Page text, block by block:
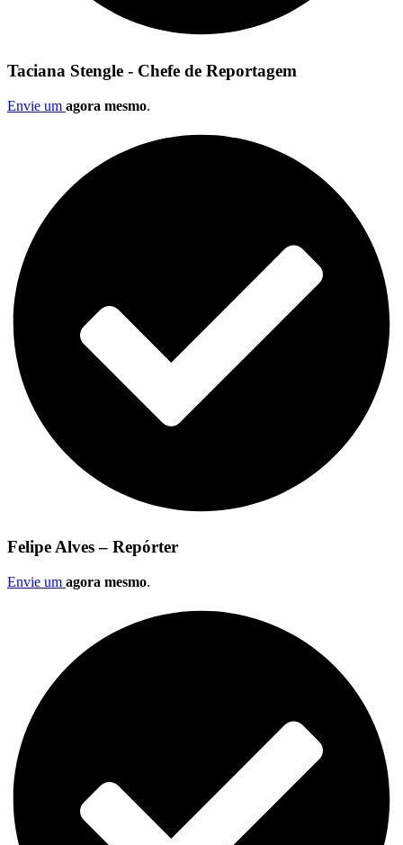
Taciana Stengle - Chefe de Reportagem
Envie um agora mesmo.
Felipe Alves – Repórter
Envie um agora mesmo.